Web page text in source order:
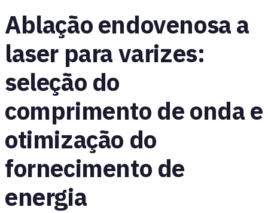
Ablação endovenosa a
laser para varizes:
seleção do
comprimento de onda e
otimização do
fornecimento de
energia